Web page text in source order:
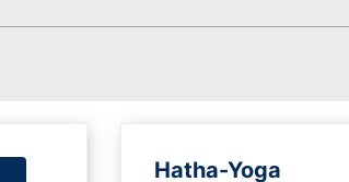
Hatha-Yoga